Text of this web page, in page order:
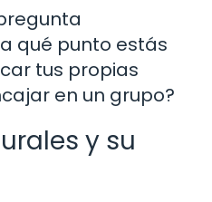
qué punto estás
tus propias
en un grupo?
y su